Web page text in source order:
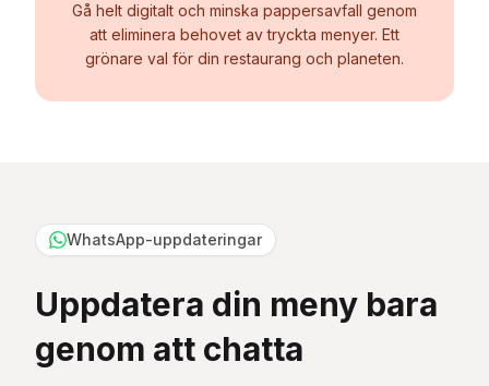
Gå helt digitalt och minska pappersavfall genom
att eliminera behovet av tryckta menyer. Ett
grönare val för din restaurang och planeten.
WhatsApp-uppdateringar
Uppdatera din meny bara
genom att chatta